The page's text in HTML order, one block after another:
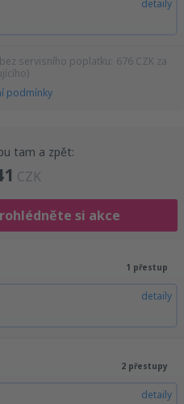
detaily
servisního poplatku: 676 CZK za
podmínky
tam a zpět:
CZK
si akce
1 přestup
detaily
2 přestupy
detaily